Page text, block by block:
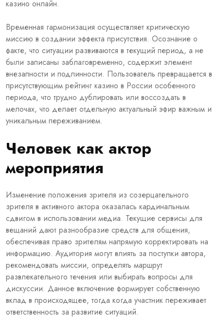
казино онлайн.
Временная гармонизация осуществляет критическую
миссию в создании эффекта присутствия. Осознание о
факте, что ситуации развиваются в текущий период, а не
были записаны заблаговременно, содержит элемент
внезапности и подлинности. Пользователь превращается в
присутствующим рейтинг казино в России особенного
периода, что трудно дублировать или воссоздать в
мелочах, что делает отдельную актуальный эфир важным и
уникальным переживанием.
Человек как актор
мероприятия
Изменение положения зрителя из созерцательного
зрителя в активного актора оказалась кардинальным
сдвигом в использовании медиа. Текущие сервисы для
вещаний дают разнообразие средств для общения,
обеспечивая право зрителям напрямую корректировать на
информацию. Аудитория могут влиять за поступки автора,
рекомендовать миссии, определять маршрут
развлекательного течения или выбирать вопросы для
дискуссии. Данное включение формирует собственную
вклад в происходящее, тогда когда участник переживает
ответственность за развитие ситуаций.